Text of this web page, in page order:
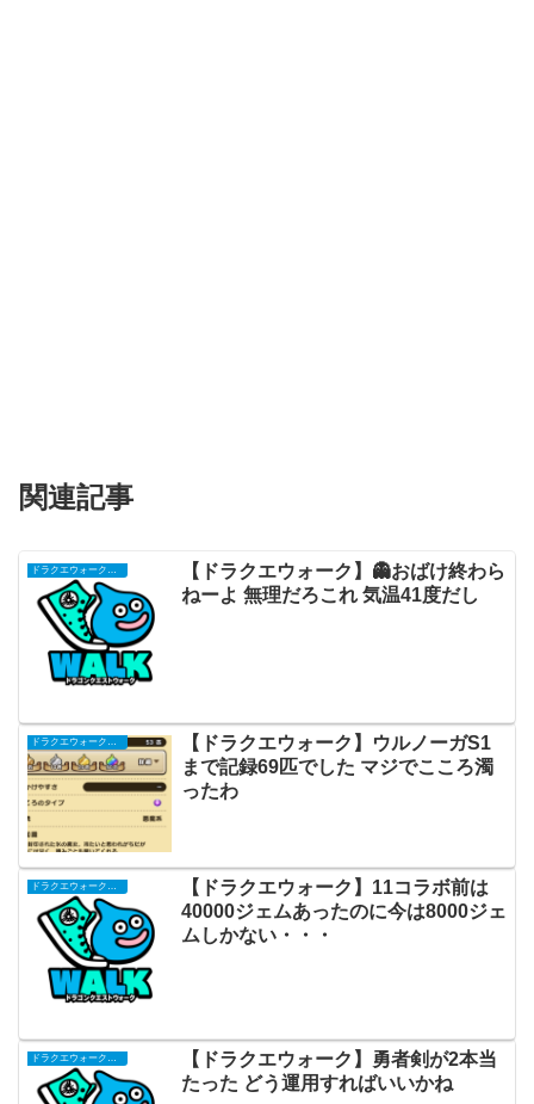
関連記事
【ドラクエウォーク】👻おばけ終わら
ねーよ 無理だろこれ 気温41度だし
【ドラクエウォーク】ウルノーガS1
まで記録69匹でした マジでこころ濁
ったわ
ドラクエウォークまとめ
【ドラクエウォーク】11コラボ前は
40000ジェムあったのに今は8000ジェ
ムしかない・・・
ドラクエウォークまとめ
【ドラクエウォーク】勇者剣が2本当
たった どう運用すればいいかね